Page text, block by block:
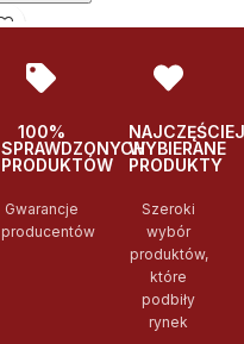
100%
SPRAWDZONYCH
PRODUKTÓW
Gwarancje
producentów
NAJCZĘŚCIEJ
WYBIERANE
PRODUKTY
Szeroki
wybór
produktów,
które
podbiły
rynek